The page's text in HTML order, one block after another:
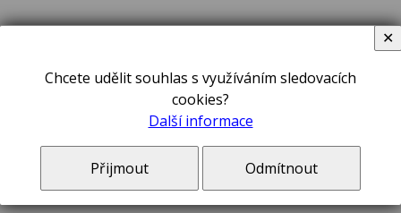
Chcete udělit souhlas s využíváním sledovacích
cookies?
Další informace
Přijmout Odmítnout
✕